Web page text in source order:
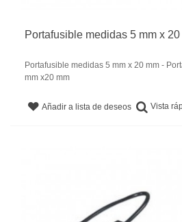
Portafusible medidas 5 mm x 20
Portafusible medidas 5 mm x 20 mm -
mm x20 mm
Añadir a lista de deseos Vista